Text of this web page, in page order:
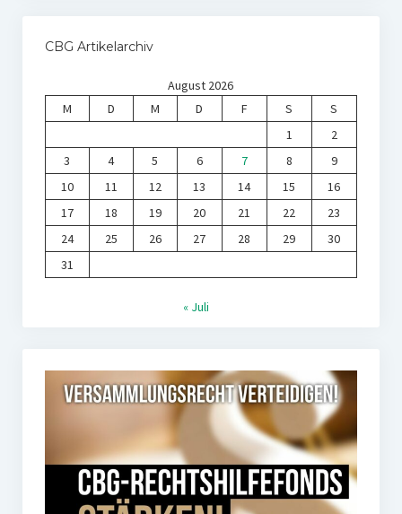
CBG Artikelarchiv
August 2026
M
D M D F S
S
1
2
3
4 5 6 7 8
9
10
11 12 13 14 15
16
17
18 19 20 21 22
23
24
25 26 27 28 29
30
31
« Juli